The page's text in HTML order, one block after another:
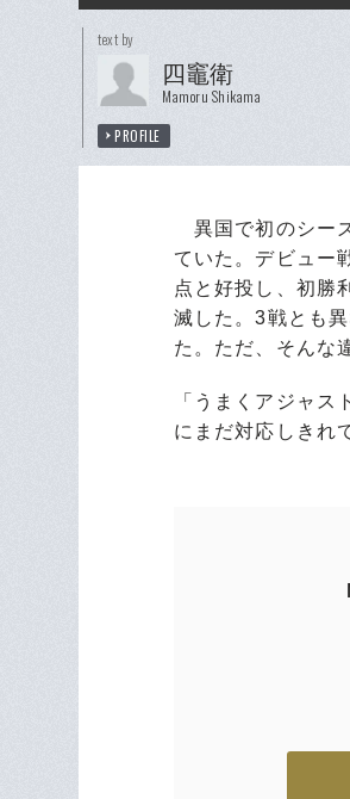
text by
四竈衛
Mamoru Shikama
PROFILE
異国で初のシー
ていた。デビュー
点と好投し、初勝
滅した。3戦とも
た。ただ、そんな
「うまくアジャ
にまだ対応しきれ